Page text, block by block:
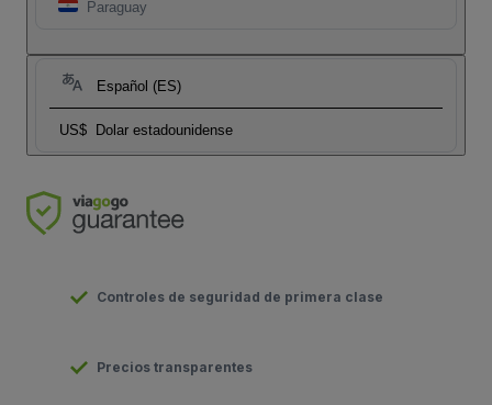
Paraguay
Español (ES)
US$ Dolar estadounidense
Controles de seguridad de primera clase
Precios transparentes